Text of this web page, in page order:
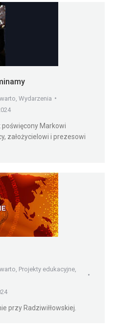
Wydarzenia
poświęcony Markowi
założycielowi i prezesowi
Projekty edukacyjne
przy Radziwiłłowskiej.